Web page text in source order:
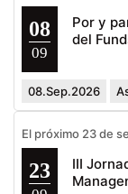
08
09
Por y
del
08.Sep.2026
El próximo 23 de
23
III